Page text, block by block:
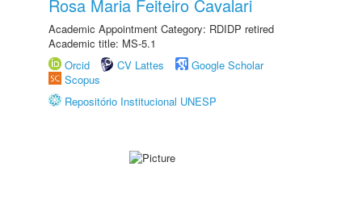
Rosa Maria Feiteiro Cavalari
Academic Appointment Category: RDIDP retired
Academic title: MS-5.1
Orcid
CV Lattes
Google Scholar
Scopus
Repositório Institucional UNESP